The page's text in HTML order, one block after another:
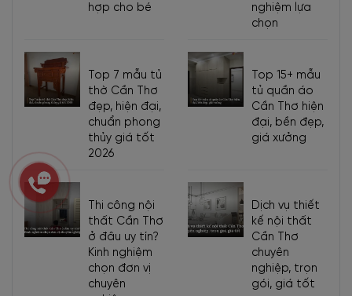
hợp cho bé
nghiệm lựa
chọn
Top 7 mẫu tủ
thờ Cần Thơ
đẹp, hiện đại,
chuẩn phong
thủy giá tốt
2026
Top 15+ mẫu
tủ quần áo
Cần Thơ hiện
đại, bền đẹp,
giá xưởng
Thi công nội
thất Cần Thơ
ở đâu uy tín?
Kinh nghiệm
chọn đơn vị
chuyên
Dịch vụ thiết
kế nội thất
Cần Thơ
chuyên
nghiệp, trọn
gói, giá tốt